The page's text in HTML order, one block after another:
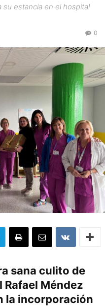
su estancia en el hospital
0
sana culito de
Méndez
la incorporación